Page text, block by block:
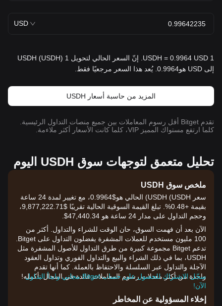
USD
1 USDH = 0.9964 USD. إنّ السعر الحالي لتحويل 1 USDH (USDH)
إلى USD هو0.9964. يُعد هذا السعر مرجعيًا فقط.
المزيد من حاسبة أسعار USDH
تقدم Bitget أقل رسوم المعاملات بين جميع منصات التداول الرئيسية.
كلما ارتفع مستواك المميز VIP، كلما كانت الأسعار أكثر ملاءمة.
تحليل متعمق لتوجهات سوق USDH اليوم
ملخص سوق USDH
سعر USDH (USDH) الحالي هو$0.9964، مع تغيير لمدة 24 ساعة
بقيمة +0.48%. تبلغ القيمة السوقية الحالية تقريبًا $9,877,222.71،
وحجم التداول على مدار 24 ساعة هو 47,440.34$.
الآن بعد أن فهمت السوق، حان الوقت للشراء والتداول. أكثر من
تدعم Bitget مجموعة كبيرة من طرق التداول للأصول المشفرة مثل
USDH، بما في ذلك الشراء والبيع والتداول الفوري وتداول العقود
الآجلة والتداول عبر السلسلة والاحتفاظ بالعملة. كما أنها تقدم
واحدة من أكثر معدلات رسوم المعاملات فائدة في المجال بأكمله!
سجّل الاشتراك للحصول على حساب Bitget مجاني وابدأ التداول
الآن!
إخلاء المسؤولية عن المخاطر